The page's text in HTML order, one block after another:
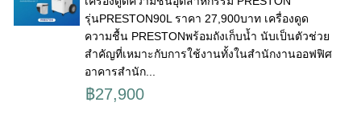
รุ่นPRESTON90L ราคา 27,900บาท เครื่องดูด
ความชื้น PRESTONพร้อมถังเก็บน้ำ นับเป็นตัวช่วย
สำคัญที่เหมาะกับการใช้งานทั้งในสำนักงานออฟฟิศ
อาคารสำนัก...
฿27,900